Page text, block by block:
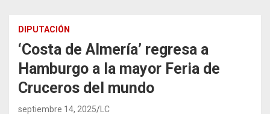
DIPUTACIÓN
‘Costa de Almería’ regresa a
Hamburgo a la mayor Feria de
Cruceros del mundo
septiembre 14, 2025 LC